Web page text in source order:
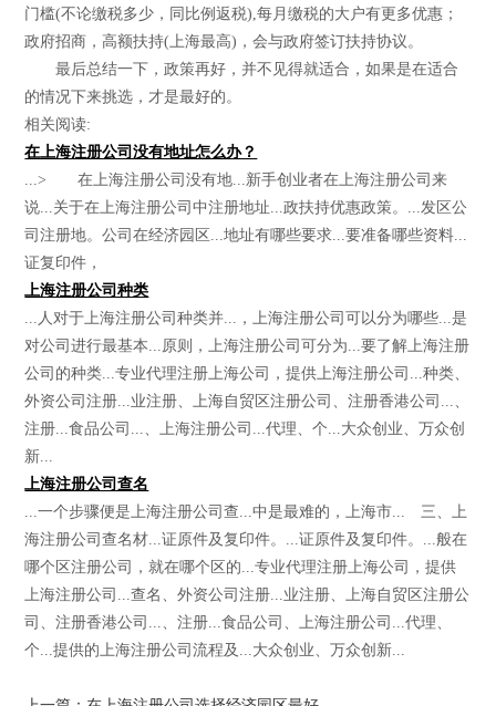
门槛(不论缴税多少，同比例返税),每月缴税的大户有更多优惠；
政府招商，高额扶持(上海最高)，会与政府签订扶持协议。
最后总结一下，政策再好，并不见得就适合，如果是在适合
的情况下来挑选，才是最好的。
相关阅读:
在上海注册公司没有地址怎么办？
...> 在上海注册公司没有地...新手创业者在上海注册公司来
说...关于在上海注册公司中注册地址...政扶持优惠政策。...发区公
司注册地。公司在经济园区...地址有哪些要求...要准备哪些资料...
证复印件，
上海注册公司种类
...人对于上海注册公司种类并...，上海注册公司可以分为哪些...是
对公司进行最基本...原则，上海注册公司可分为...要了解上海注册
公司的种类...专业代理注册上海公司，提供上海注册公司...种类、
外资公司注册...业注册、上海自贸区注册公司、注册香港公司...、
注册...食品公司...、上海注册公司...代理、个...大众创业、万众创
新...
上海注册公司查名
...一个步骤便是上海注册公司查...中是最难的，上海市... 三、上
海注册公司查名材...证原件及复印件。...证原件及复印件。...般在
哪个区注册公司，就在哪个区的...专业代理注册上海公司，提供
上海注册公司...查名、外资公司注册...业注册、上海自贸区注册公
司、注册香港公司...、注册...食品公司、上海注册公司...代理、
个...提供的上海注册公司流程及...大众创业、万众创新...